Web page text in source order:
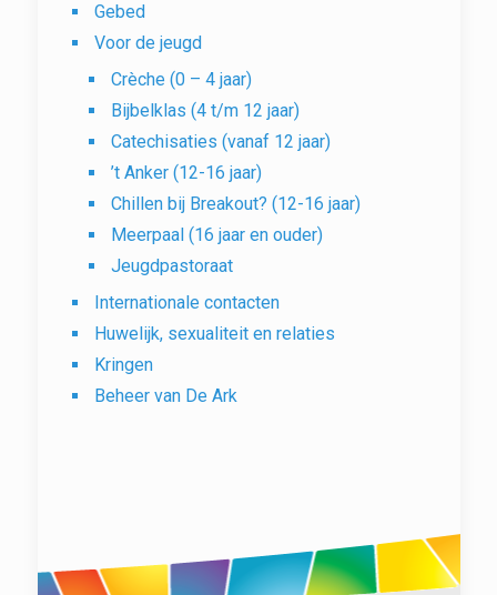
Gebed
Voor de jeugd
Crèche (0 – 4 jaar)
Bijbelklas (4 t/m 12 jaar)
Catechisaties (vanaf 12 jaar)
’t Anker (12-16 jaar)
Chillen bij Breakout? (12-16 jaar)
Meerpaal (16 jaar en ouder)
Jeugdpastoraat
Internationale contacten
Huwelijk, sexualiteit en relaties
Kringen
Beheer van De Ark